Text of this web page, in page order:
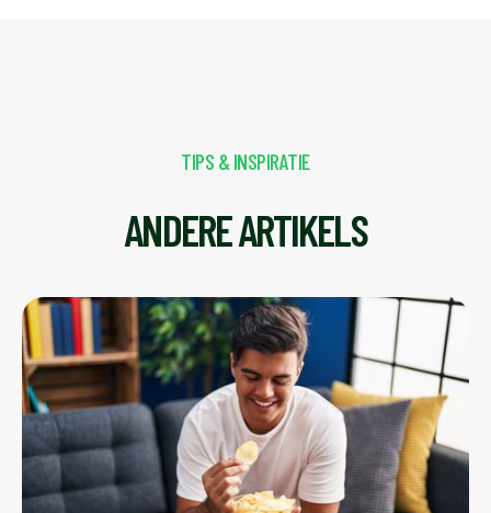
TIPS & INSPIRATIE
ANDERE ARTIKELS